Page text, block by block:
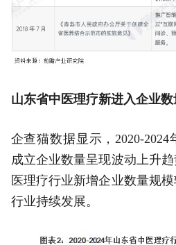
山东省中医理疗新进入企业
企查猫数据显示，2020-
成立企业数量呈现波动上升
医理疗行业新增企业数量规
行业持续发展。